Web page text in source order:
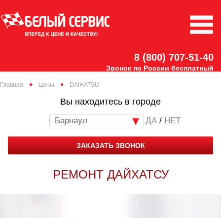
8 (800) 707-51-40
Звонок по России бесплатный
Главная Цены DAIHATSU
Вы находитесь в городе
Барнаул / НЕТ
ЗАКАЗАТЬ ЗВОНОК
РЕМОНТ ДАЙХАТСУ